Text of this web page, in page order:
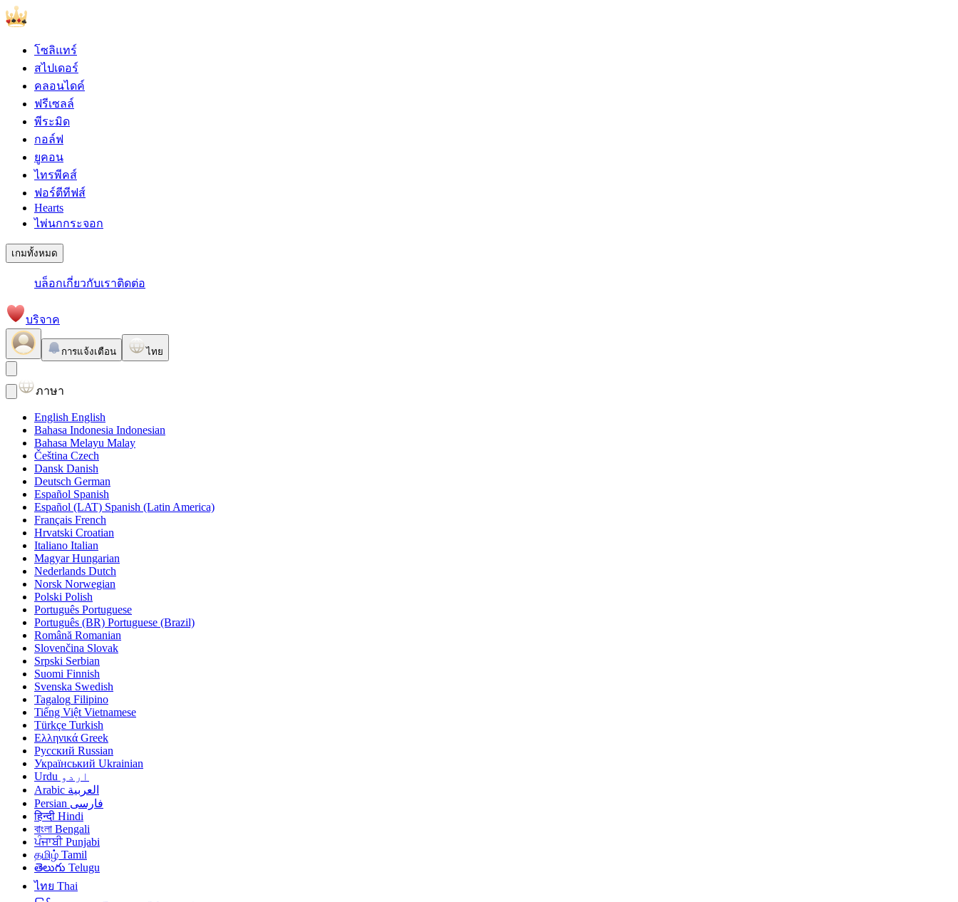
โซลิแทร์
สไปเดอร์
คลอนไดค์
ฟรีเซลล์
พีระมิด
กอล์ฟ
ยูคอน
ไทรพีคส์
ฟอร์ตีทีฟส์
Hearts
ไพ่นกกระจอก
เกมทั้งหมด
บล็อกเกี่ยวกับเราติดต่อ
บริจาค
การแจ้งเตือน ไทย
ภาษา
English English
Bahasa Indonesia Indonesian
Bahasa Melayu Malay
Čeština Czech
Dansk Danish
Deutsch German
Español Spanish
Español (LAT) Spanish (Latin America)
Français French
Hrvatski Croatian
Italiano Italian
Magyar Hungarian
Nederlands Dutch
Norsk Norwegian
Polski Polish
Português Portuguese
Português (BR) Portuguese (Brazil)
Română Romanian
Slovenčina Slovak
Srpski Serbian
Suomi Finnish
Svenska Swedish
Tagalog Filipino
Tiếng Việt Vietnamese
Türkçe Turkish
Ελληνικά Greek
Русский Russian
Український Ukrainian
اردو Urdu
العربية Arabic
فارسی Persian
हिन्दी Hindi
বাংলা Bengali
ਪੰਜਾਬੀ Punjabi
தமிழ் Tamil
తెలుగు Telugu
ไทย Thai